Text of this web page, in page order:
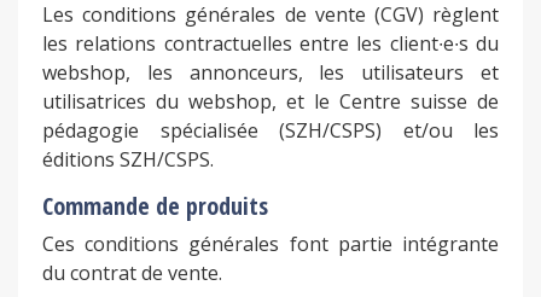
Les conditions générales de vente (CGV) règlent
les relations contractuelles entre les client∙e∙s du
webshop, les annonceurs, les utilisateurs et
utilisatrices du webshop, et le Centre suisse de
pédagogie spécialisée (SZH/CSPS) et/ou les
éditions SZH/CSPS.
Commande de produits
Ces conditions générales font partie intégrante
du contrat de vente.